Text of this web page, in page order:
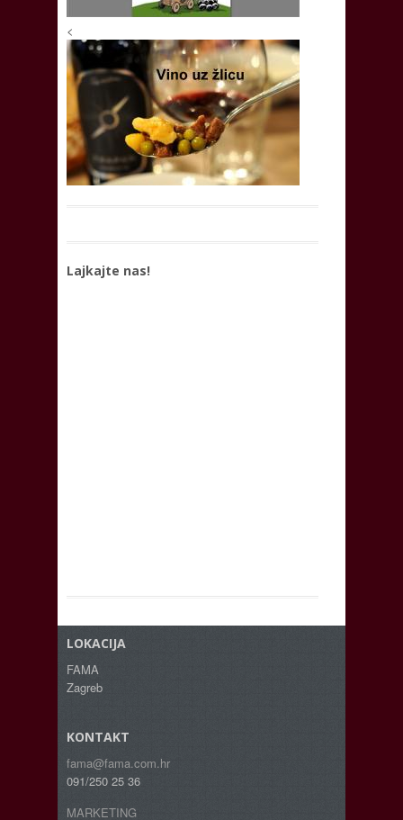
<
Lajkajte nas!
LOKACIJA
FAMA
Zagreb
KONTAKT
fama@fama.com.hr
091/250 25 36
MARKETING